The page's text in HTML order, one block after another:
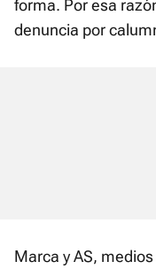
forma. Por esa
denuncia por
Marca y AS,